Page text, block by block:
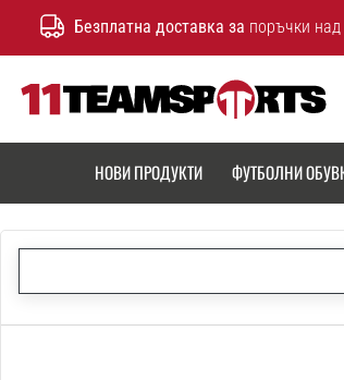
Безплатна доставка за поръчки
НОВИ ПРОДУКТИ ФУТБОЛНИ